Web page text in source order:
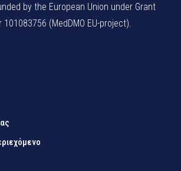
by the European Union under Grant
(MedDMO EU-project).